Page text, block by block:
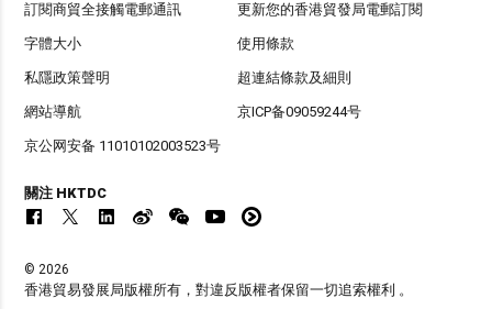
訂閱商貿全接觸電郵通訊 更新您的香港貿發局電郵訂閱
字體大小 使用條款
私隱政策聲明 超連結條款及細則
網站導航 京ICP备09059244号
京公网安备 11010102003523号
關注 HKTDC
© 2026
香港貿易發展局版權所有，對違反版權者保留一切追索權利 。